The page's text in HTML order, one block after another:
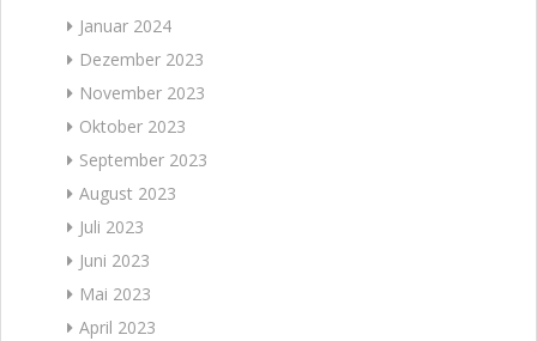
Januar 2024
Dezember 2023
November 2023
Oktober 2023
September 2023
August 2023
Juli 2023
Juni 2023
Mai 2023
April 2023